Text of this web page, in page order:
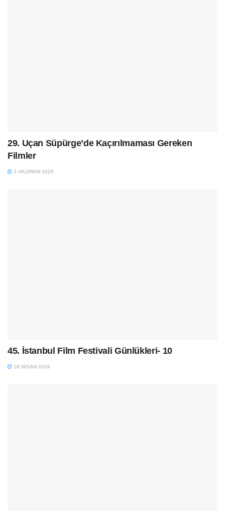
29. Uçan Süpürge’de Kaçırılmaması Gereken
Filmler
2 HAZIRAN 2026
45. İstanbul Film Festivali Günlükleri- 10
18 NISAN 2026